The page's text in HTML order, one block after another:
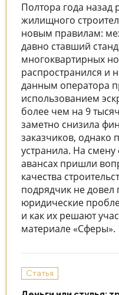
Полтора года назад
жилищного
новым правилам:
давно ставший
многоквартирных
распространился и
данным оператора
использованием
более чем на 9
заметно снизила
заказчиков, однако
устранила. На
авансах пришли
качества
подрядчик не довел
юридические
и как их решают
материале «Сферы».
Статья